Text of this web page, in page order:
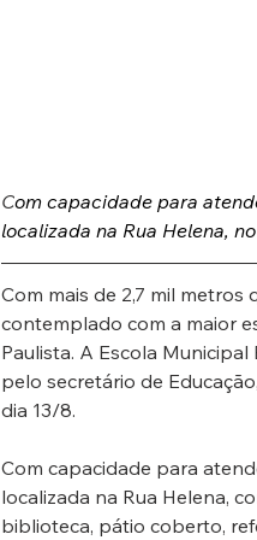
Com capacidade para
localizada na Rua Helena,
Com mais de 2,7 mil
contemplado com a maior
Paulista. A Escola
pelo secretário de
dia 13/8.
Com capacidade para
localizada na Rua Helena,
biblioteca, pátio coberto,